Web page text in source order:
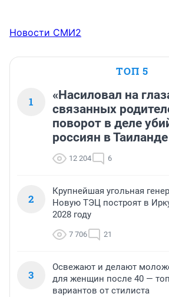
Новости СМИ2
ТОП 5
1
«Насиловал на
связанных
поворот в деле
россиян в Таиланде
12 204 6
2
Крупнейшая угольная
Новую ТЭЦ построят в
2028 году
7 706 21
3
Освежают и делают
для женщин после 40 —
вариантов от стилиста